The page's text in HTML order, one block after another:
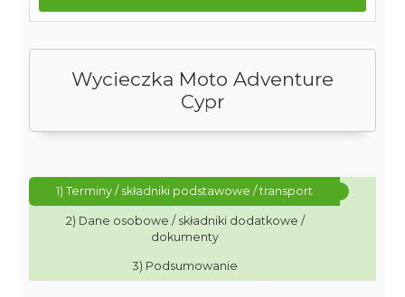
Wycieczka Moto Adventure
Cypr
1) Terminy / składniki podstawowe / transport
2) Dane osobowe / składniki dodatkowe /
dokumenty
3) Podsumowanie